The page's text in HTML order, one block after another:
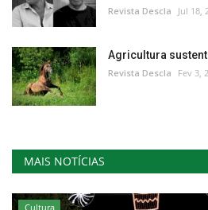
Revista Descla Jul 18,
Agricultura
Revista Descla Fev 3,
MAIS NOTÍCIAS
Cultura